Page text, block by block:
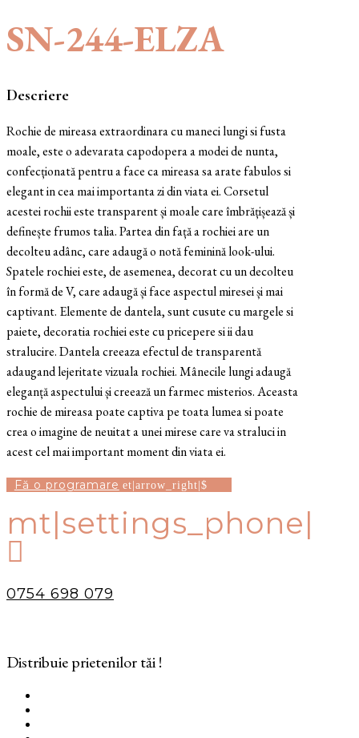
SN-244-ELZA
Descriere
Rochie de mireasa extraordinara cu maneci lungi si fusta
moale, este o adevarata capodopera a modei de nunta,
confecționată pentru a face ca mireasa sa arate fabulos si
elegant in cea mai importanta zi din viata ei. Corsetul
acestei rochii este transparent și moale care îmbrățișează și
definește frumos talia. Partea din față a rochiei are un
decolteu adânc, care adaugă o notă feminină look-ului.
Spatele rochiei este, de asemenea, decorat cu un decolteu
în formă de V, care adaugă și face aspectul miresei și mai
captivant. Elemente de dantela, sunt cusute cu margele si
paiete, decoratia rochiei este cu pricepere si ii dau
stralucire. Dantela creeaza efectul de transparentă
adaugand lejeritate vizuala rochiei. Mânecile lungi adaugă
eleganță aspectului și creează un farmec misterios. Aceasta
rochie de mireasa poate captiva pe toata lumea si poate
crea o imagine de neuitat a unei mirese care va straluci in
acest cel mai important moment din viata ei.
Fă o programare
mt|settings_phone|

0754 698 079
Distribuie prietenilor tăi !